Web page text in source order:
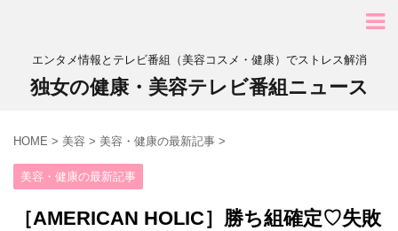
エンタメ情報とテレビ番組（美容コスメ・健康）でストレス解消
独女の健康・美容テレビ番組ニュース
HOME > 美容 > 美容・健康の最新記事 >
美容・健康の最新記事
［AMERICAN HOLIC］勝ち組確定♡失敗